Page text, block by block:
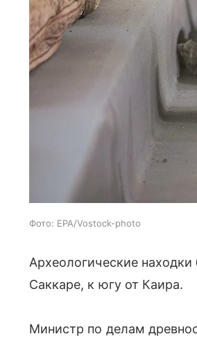
Фото: EPA/Vostock-photo
Археологические
Саккаре, к югу от Каира.
Министр по делам